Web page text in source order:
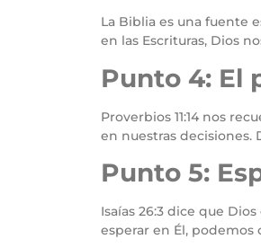
La Biblia es una fuente
en las Escrituras, Dios
Punto 4: El
Proverbios 11:14 nos
en nuestras decisiones.
Punto 5:
Isaías 26:3 dice que
esperar en Él, podemos